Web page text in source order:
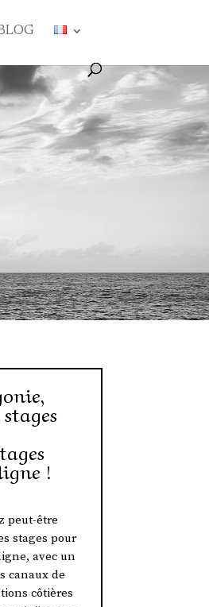
!
peut-être
stages pour
avec un
canaux de
côtières